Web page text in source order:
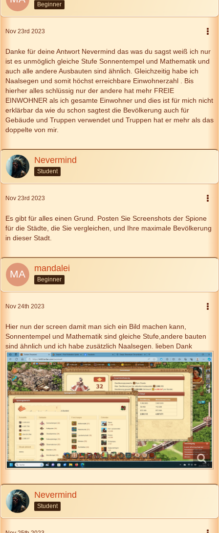
Beginner
Nov 23rd 2023
Danke für deine Antwort Nevermind das was du sagst weiß ich nur
ist es unmöglich gleiche Stufe Sonnentempel und Mathematik und
auch alle andere Ausbauten sind ähnlich. Gleichzeitig habe ich
Naalsegen und somit höchst erreichbare Einwohnerzahl . Bis
hierher alles schlüssig nur der andere hat mehr FREIE
EINWOHNER als ich gesamte Einwohner und dies ist für mich nicht
erklärbar da wie du schon sagtest die Bevölkerung auch für
Gebäude und Truppen verwendet und Truppen hat er mehr als das
doppelte von mir.
Nevermind
Student
Nov 23rd 2023
Es gibt für alles einen Grund. Posten Sie Screenshots der Spione
für die Städte, die Sie vergleichen, und Ihre maximale Bevölkerung
in dieser Stadt.
mandalei
Beginner
Nov 24th 2023
Hier nun der screen damit man sich ein Bild machen kann,
Sonnentempel und Mathematik sind gleiche Stufe,andere bauten
sind ähnlich und ich habe zusätzlich Naalsegen. lieben Dank
Nevermind
Student